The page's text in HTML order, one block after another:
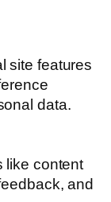
site features
data.
like content
and